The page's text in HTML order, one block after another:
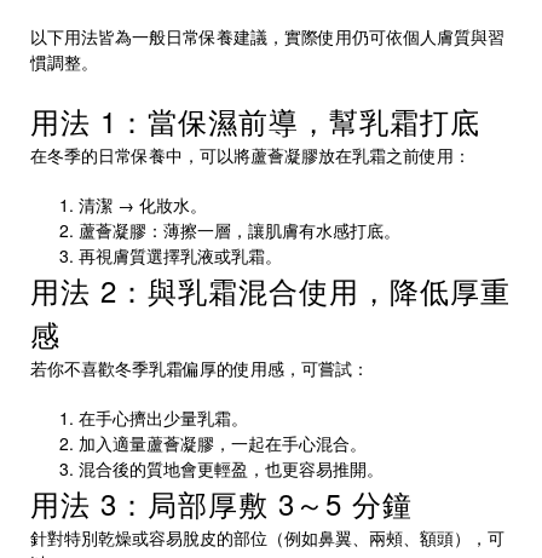
以下用法皆為一般日常保養建議，實際使用仍可依個人膚質與習
慣調整。
用法 1：當保濕前導，幫乳霜打底
在冬季的日常保養中，可以將蘆薈凝膠放在乳霜之前使用：
清潔 → 化妝水。
蘆薈凝膠：薄擦一層，讓肌膚有水感打底。
再視膚質選擇乳液或乳霜。
用法 2：與乳霜混合使用，降低厚重
感
若你不喜歡冬季乳霜偏厚的使用感，可嘗試：
在手心擠出少量乳霜。
加入適量蘆薈凝膠，一起在手心混合。
混合後的質地會更輕盈，也更容易推開。
用法 3：局部厚敷 3～5 分鐘
針對特別乾燥或容易脫皮的部位（例如鼻翼、兩頰、額頭），可